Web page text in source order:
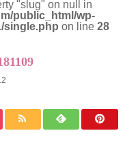
"slug" on null in
public_html/wp-
single.php on line28